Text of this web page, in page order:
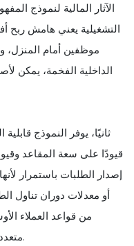
الآثار المالية لنموذج
التشغيلية يعني هامش ربح
موظفين أمام المنزل،
الداخلية الفخمة، يمكن
ثانيًا، يوفر النموذج
قيودًا على سعة المقاعد
أو معدلات دوران تناول
من قواعد العملاء
متعددة، مما يضمن الوصول على نطاق أوسع.